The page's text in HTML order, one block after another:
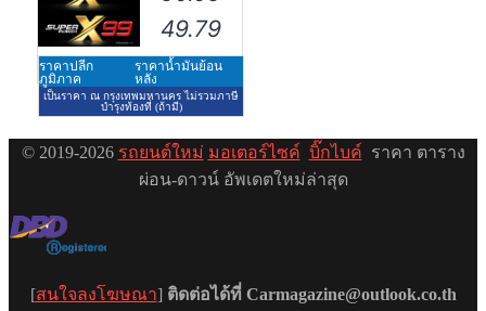
© 2019-2026 รถยนต์ใหม่ มอเตอร์ไซค์ บิ๊กไบค์ ราคา ตาราง
ผ่อน-ดาวน์ อัพเดตใหม่ล่าสุด
[สนใจลงโฆษณา] ติดต่อได้ที่ Carmagazine@outlook.co.th